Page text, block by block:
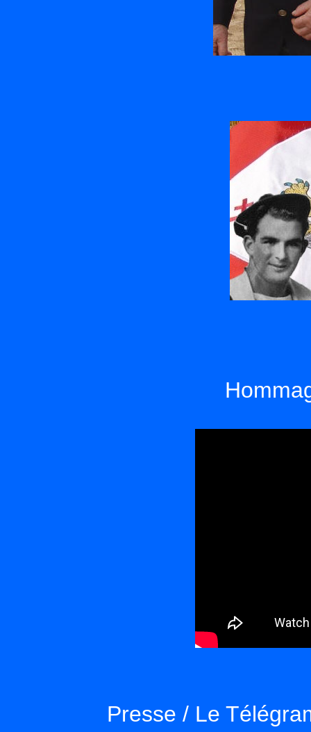
Presse / Le